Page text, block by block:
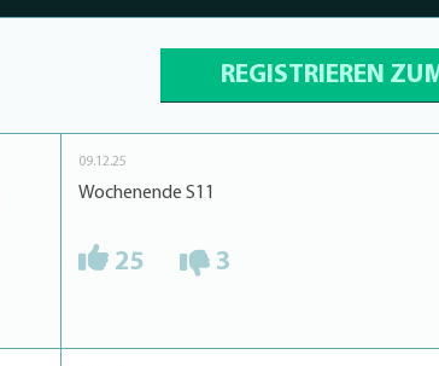
REGISTRIEREN
09.12.25
Wochenende S11
25 3